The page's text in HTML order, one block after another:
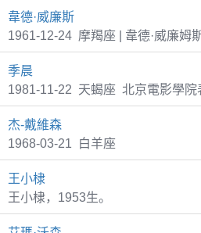
韋德·威廉斯
1961-12-24 摩羯座 | 韋德·威廉姆
季晨
1981-11-22 天蝎座 北京電影學院
杰-戴維森
1968-03-21 白羊座
王小棣
王小棣，1953生。